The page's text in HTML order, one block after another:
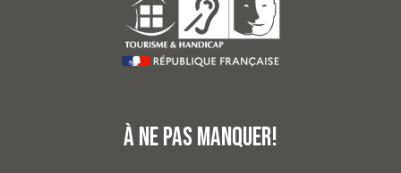
à ne pas manquer!